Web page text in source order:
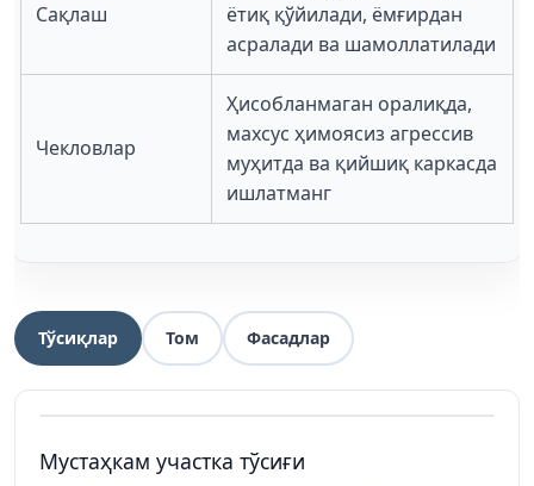
Сақлаш
ётиқ қўйилади, ёмғирдан
асралади ва шамоллатилади
Чекловлар
Ҳисобланмаган оралиқда,
махсус ҳимоясиз агрессив
муҳитда ва қийшиқ каркасда
ишлатманг
Тўсиқлар Том Фасадлар
Мустаҳкам участка тўсиғи